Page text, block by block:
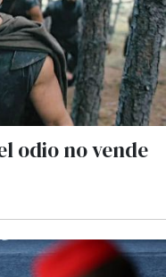
odio no vende